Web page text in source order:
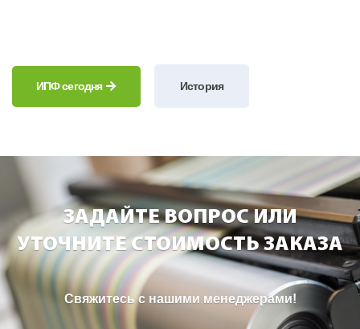
ИПФ сегодня История
ЗАДАЙТЕ ВОПРОС ИЛИ
УТОЧНИТЕ СТОИМОСТЬ ЗАКАЗА
Свяжитесь с нашими менеджерами!